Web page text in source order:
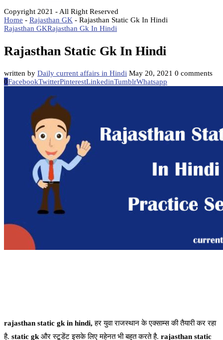
Copyright 2021 - All Right Reserved
Home - Rajasthan GK - Rajasthan Static Gk In Hindi
Rajasthan GKRajasthan Gk In Hindi
Rajasthan Static Gk In Hindi
written by Daily current affairs in Hindi May 20, 2021 0 comments
0FacebookTwitterPinterestLinkedinTumblrWhatsapp
rajasthan static gk in hindi, हर युवा राजस्थान के एक्साम्स की तैयारी कर रहा
है. static gk और स्टूडेंट इसके लिए महेनत भी बहुत करते है. rajasthan static